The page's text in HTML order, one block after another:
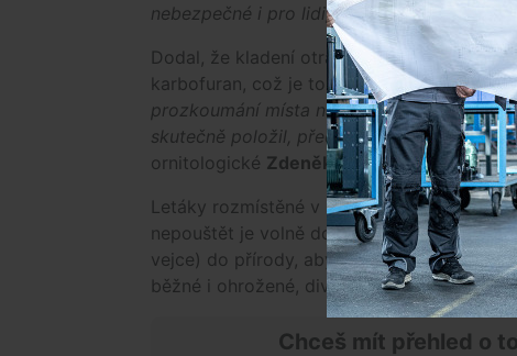
nebezpečné i pro lidi,“říkáJiří Řehounek
Dodal, že kladení otrávených návnad je
karbofuran, což je toxická látka a v
prozkoumání místa nálezu existuje
skutečně položil, předáváme případ
ornitologické Zdeněk Vermouzek.
Letáky rozmístěné v lokalitě upozorňují
nepouštět je volně do terénu. Traviči
vejce) do přírody, aby se zbavili tzv.
běžné i ohrožené, divoká zvířata i domácí
Chceš mít přehled o